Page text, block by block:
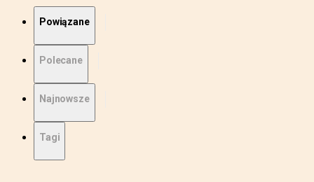
Powiązane
Polecane
Najnowsze
Tagi